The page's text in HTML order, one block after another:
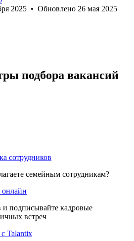
2025 • Обновлено 26 мая 2025
подбора вакансий
сотрудников
семейным сотрудникам?
онлайн
и подписывайте кадровые
встреч
с Talantix